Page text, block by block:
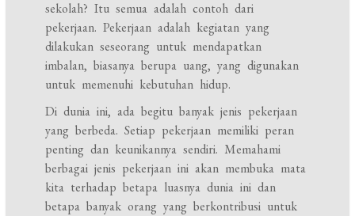
sekolah? Itu semua adalah contoh dari
pekerjaan. Pekerjaan adalah kegiatan yang
dilakukan seseorang untuk mendapatkan
imbalan, biasanya berupa uang, yang digunakan
untuk memenuhi kebutuhan hidup.
Di dunia ini, ada begitu banyak jenis pekerjaan
yang berbeda. Setiap pekerjaan memiliki peran
penting dan keunikannya sendiri. Memahami
berbagai jenis pekerjaan ini akan membuka mata
kita terhadap betapa luasnya dunia ini dan
betapa banyak orang yang berkontribusi untuk